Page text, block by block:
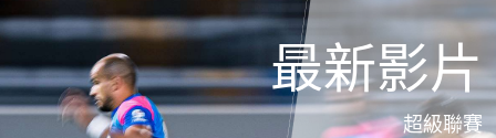
最新影片
超級聯賽